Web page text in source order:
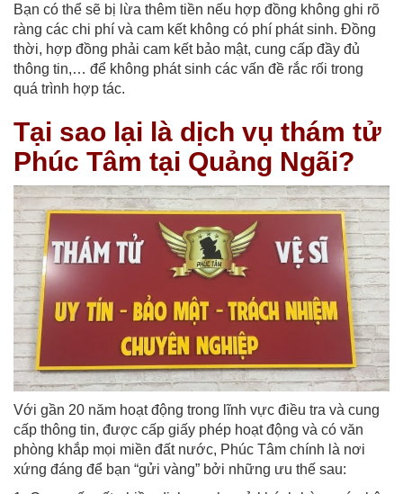
Bạn có thể sẽ bị lừa thêm tiền nếu hợp đồng không ghi rõ
ràng các chi phí và cam kết không có phí phát sinh. Đồng
thời, hợp đồng phải cam kết bảo mật, cung cấp đầy đủ
thông tin,… để không phát sinh các vấn đề rắc rối trong
quá trình hợp tác.
Tại sao lại là dịch vụ thám tử
Phúc Tâm tại Quảng Ngãi?
Với gần 20 năm hoạt động trong lĩnh vực điều tra và cung
cấp thông tin, được cấp giấy phép hoạt động và có văn
phòng khắp mọi miền đất nước, Phúc Tâm chính là nơi
xứng đáng để bạn “gửi vàng” bởi những ưu thế sau: